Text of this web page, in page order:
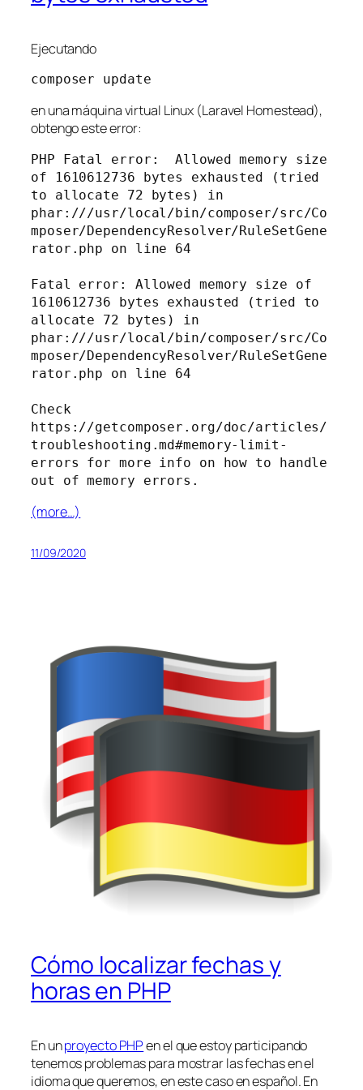
Ejecutando
composer update
en una máquina virtual Linux (Laravel Homestead),
obtengo este error:
PHP Fatal error:  Allowed memory size
of 1610612736 bytes exhausted (tried
to allocate 72 bytes) in
phar:///usr/local/bin/composer/src/Co
mposer/DependencyResolver/RuleSetGene
rator.php on line 64
Fatal error: Allowed memory size of
1610612736 bytes exhausted (tried to
allocate 72 bytes) in
phar:///usr/local/bin/composer/src/Co
mposer/DependencyResolver/RuleSetGene
rator.php on line 64
Check
https://getcomposer.org/doc/articles/
troubleshooting.md#memory-limit-
errors for more info on how to handle
out of memory errors.
(more…)
11/09/2020
Cómo localizar fechas y
horas en PHP
En unproyecto PHPen el que estoy participando
tenemos problemas para mostrar las fechas en el
idioma que queremos, en este caso en español. En